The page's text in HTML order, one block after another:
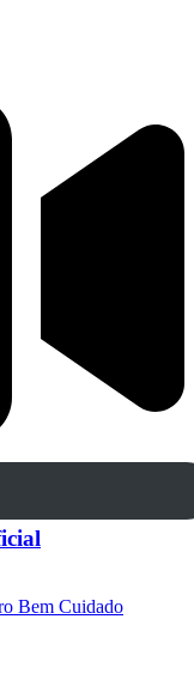
Bem Cuidado